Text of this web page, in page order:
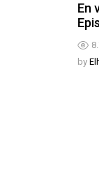
En
by